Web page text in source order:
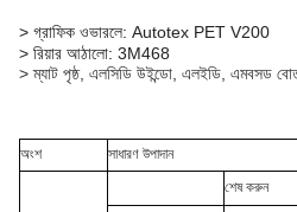
> গ্রাফিক ওভারলে: Autotex PET V200
> রিয়ার আঠালো: 3M468
> ম্যাট পৃষ্ঠ, এলসিডি উইন্ডো, এলইডি, এমবসড
অংশ সাধারণ উপাদান
শেষ করুন